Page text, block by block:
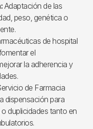
Adaptación de las
peso, genética o
de hospital
el
la adherencia y
de Farmacia
dispensación para
duplicidades tanto en